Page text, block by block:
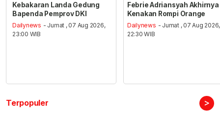
Kebakaran Landa Gedung
Bapenda Pemprov DKI
Dailynews - Jumat , 07 Aug 2026,
23:00 WIB
Febrie Adriansyah Akhirnya
Kenakan Rompi Orange
Dailynews - Jumat , 07 Aug 2026,
22:30 WIB
Terpopuler >